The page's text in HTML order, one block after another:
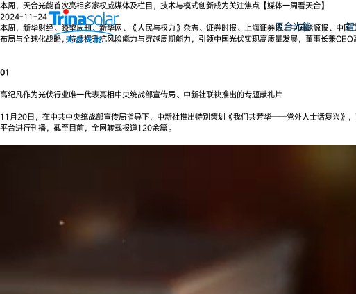
天合光能
本周，天合光能首次亮相多家权威媒体及栏目，技术与模式创新成为关注焦点【媒体一周看天合】
2024-11-24
本周，新华财经、瞭望周刊、新华网、《人民与权力》杂志、证券时报、上海证券报、中国能源报、中
布局与全球化战略，持续提升抗风险能力与穿越周期能力，引领中国光伏实现高质量发展，董事长兼
01
高纪凡作为光伏行业唯一代表亮相中央统战部宣传局、中新社联袂推出的专题献礼片
11月20日，在中共中央统战部宣传局指导下，中新社推出特别策划《我们共芳华——党外人士话复兴》
平台进行刊播，截至目前，全网转载报道120余篇。